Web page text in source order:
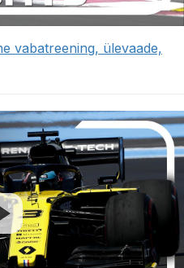
vabatreening, ülevaade,